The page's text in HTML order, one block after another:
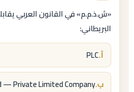
= الفحص النافي للجهالة / العناية
«ش.ذ.م.م» في القانون العربي
البريطاني:
أ.PLC
ب.— Private Limited Company